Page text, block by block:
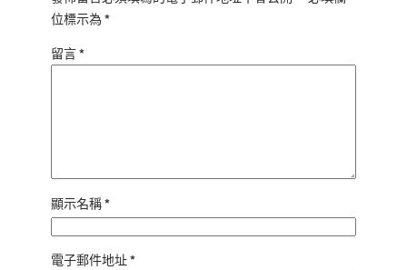
位標示為*
留言*
顯示名稱*
電子郵件地址*